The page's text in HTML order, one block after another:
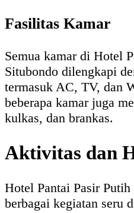
Fasilitas Kamar
Semua kamar di Hotel
Situbondo dilengkapi
termasuk AC, TV, dan
beberapa kamar juga
kulkas, dan brankas.
Aktivitas dan
Hotel Pantai Pasir
berbagai kegiatan seru